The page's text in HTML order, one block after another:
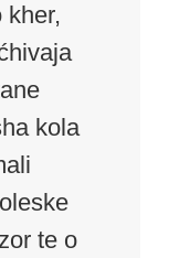
kher,
kola
te o